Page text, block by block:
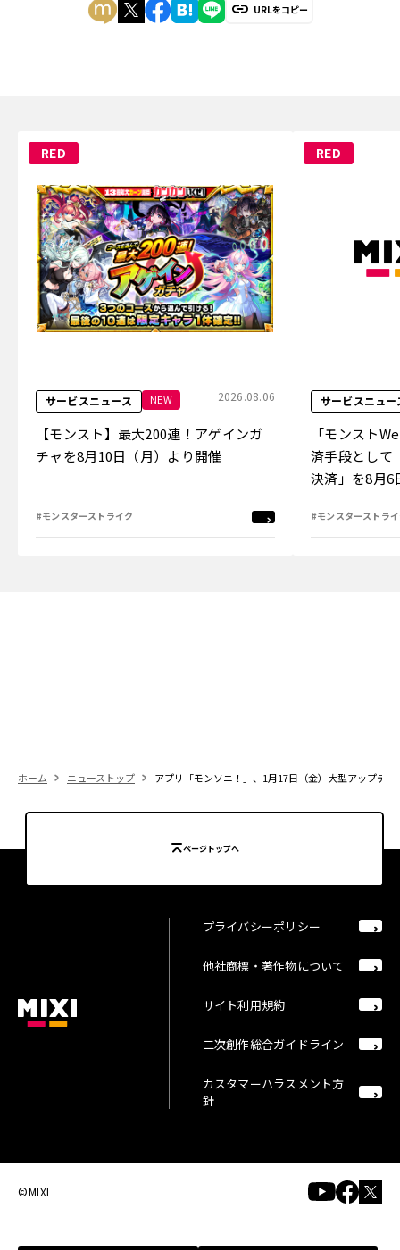
URLをコピー
RED
サービスニュース NEW 2026.08.06
【モンスト】最大200連！アゲインガ
チャを8月10日（月）より開催
#モンスターストライク
RED
サービスニュー
「モンスト
済手段として
決済」を8月6
#モンスターストラ
ホーム ニューストップ アプリ「モンソニ！」、1月17日（金）大型アップデ
ページトップへ
プライバシーポリシー
他社商標・著作物について
サイト利用規約
二次創作総合ガイドライン
カスタマーハラスメント方
針
©MIXI